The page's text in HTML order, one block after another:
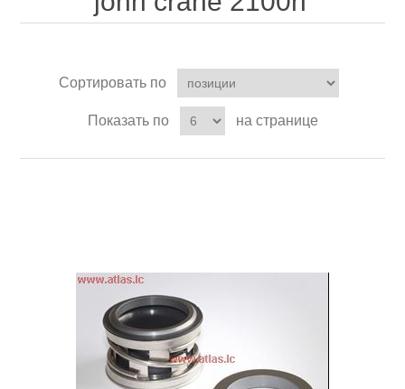
Сортировать по
Показать по на странице